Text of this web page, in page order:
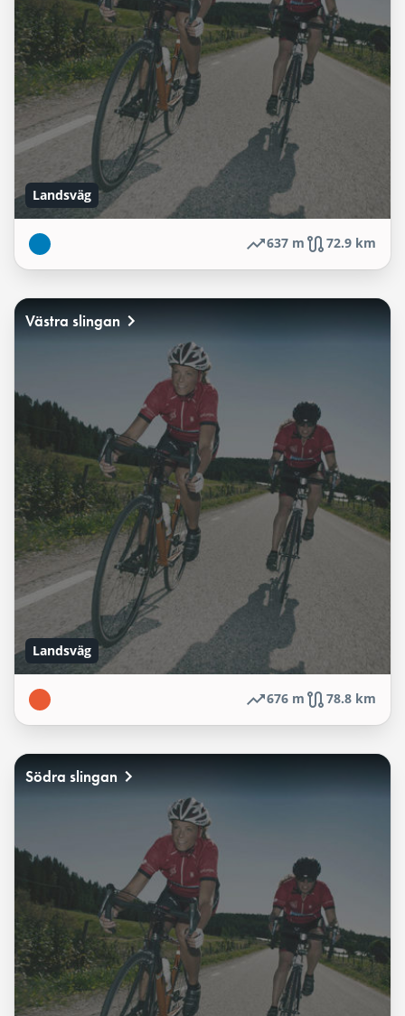
Landsväg
637 m 72.9 km
Västra slingan
Landsväg
676 m 78.8 km
Södra slingan